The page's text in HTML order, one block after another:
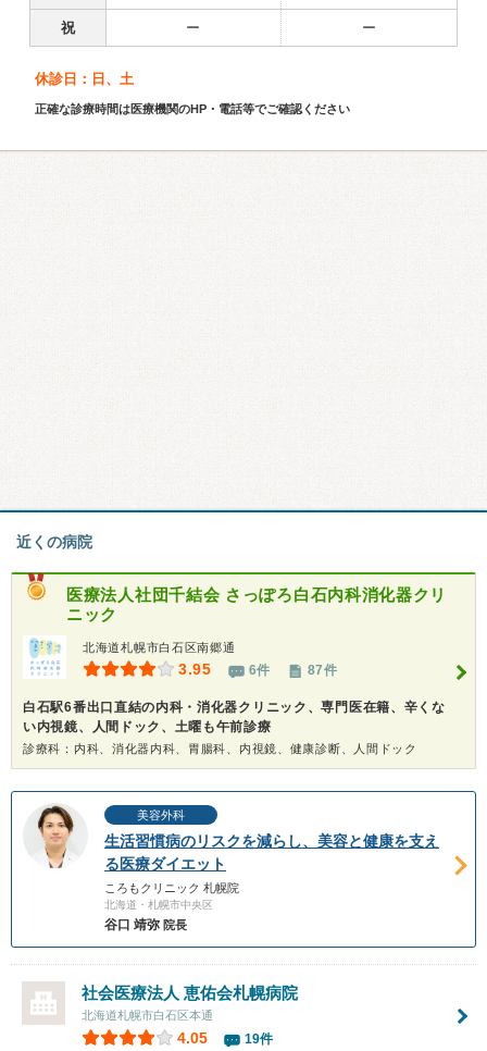
祝 ー ー
休診日：日、土
正確な診療時間は医療機関のHP・電話等でご確認ください
近くの病院
医療法人社団千結会 さっぽろ白石内科消化器クリ
ニック
北海道札幌市白石区南郷通
3.95 6件 87件
白石駅6番出口直結の内科・消化器クリニック、専門医在籍、辛くな
い内視鏡、人間ドック、土曜も午前診療
診療科：内科、消化器内科、胃腸科、内視鏡、健康診断、人間ドック
美容外科
生活習慣病のリスクを減らし、美容と健康を支え
る医療ダイエット
ころもクリニック 札幌院
北海道・札幌市中央区
谷口 靖弥 院長
社会医療法人 恵佑会札幌病院
北海道札幌市白石区本通
4.05 19件